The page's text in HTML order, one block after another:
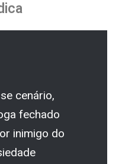
cenário,
fechado
inimigo do